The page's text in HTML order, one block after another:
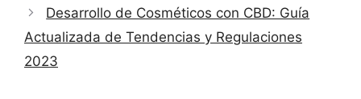
Desarrollo de Cosméticos con CBD: Guía
Actualizada de Tendencias y Regulaciones
2023